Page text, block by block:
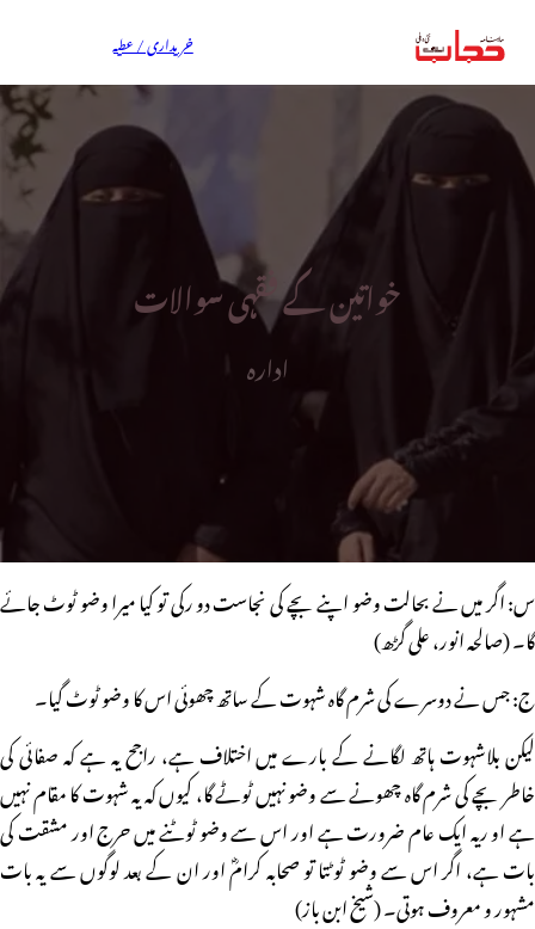
خریداری / عطیہ
خواتین کے فقہی سوالات
ادارہ
س: اگر میں نے بحالت وضو اپنے بچے کی نجاست دو رکی تو کیا میرا وضو ٹوٹ جائے
گا۔ (صالحہ انور، علی گڑھ)
ج: جس نے دوسرے کی شرم گاہ شہوت کے ساتھ چھوئی اس کا وضو ٹوٹ گیا۔
لیکن بلاشہوت ہاتھ لگانے کے بارے میں اختلاف ہے، راجح یہ ہے کہ صفائی کی
خاطر بچے کی شرم گاہ چھونے سے وضو نہیں ٹوٹے گا، کیوں کہ یہ شہوت کا مقام نہیں
ہے او ریہ ایک عام ضرورت ہے اور اس سے وضو ٹوٹنے میں حرج اور مشقت کی
بات ہے، اگر اس سے وضو ٹوٹتا تو صحابہ کرامؓ اور ان کے بعد لوگوں سے یہ بات
مشہور و معروف ہوتی۔ (شیخ ابن باز)